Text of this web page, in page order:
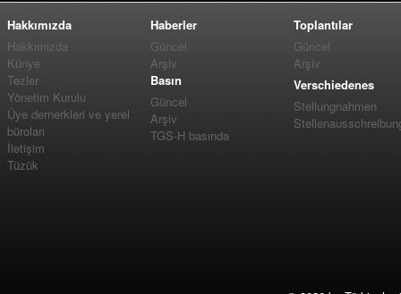
Hakkımızda
Hakkımızda
Künye
Tezler
Yönetim Kurulu
Üye dernerkleri ve yerel
büroları
İletişim
Tüzük
Haberler
Güncel
Arşiv
Basın
Güncel
Arşiv
TGS-H basında
Toplantılar
Güncel
Arşiv
Verschiedenes
Stellungnahmen